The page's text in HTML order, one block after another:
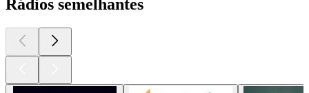
Rádios semelhantes